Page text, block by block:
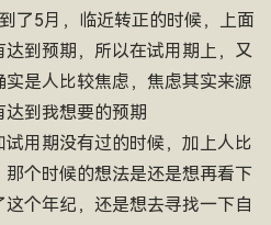
了5月，临近转正的时候，上面
到预期，所以在试用期上，又
是人比较焦虑，焦虑其实来源
到我想要的预期
用期没有过的时候，加上人比
个时候的想法是还是想再看下
个年纪，还是想去寻找一下自